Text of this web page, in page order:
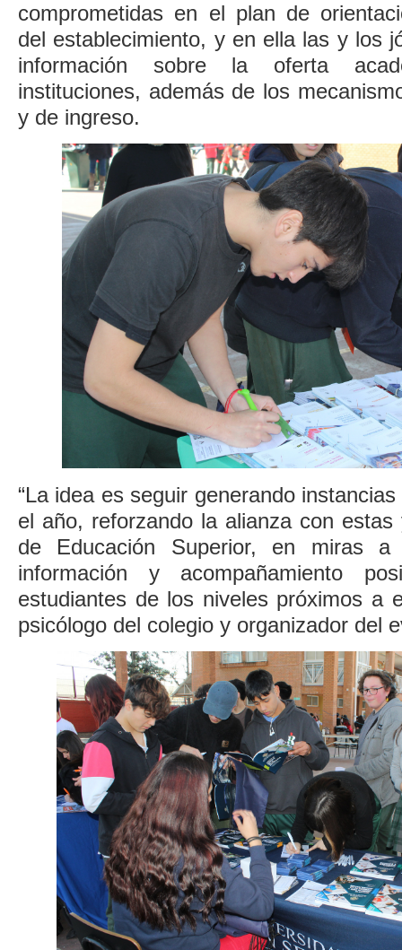
comprometidas en el plan de
del establecimiento, y en ella las y los
información sobre la oferta
instituciones, además de los
y de ingreso.
“La idea es seguir generando
el año, reforzando la alianza con
de Educación Superior, en miras
información y acompañamiento
estudiantes de los niveles próximos a
psicólogo del colegio y organizador del